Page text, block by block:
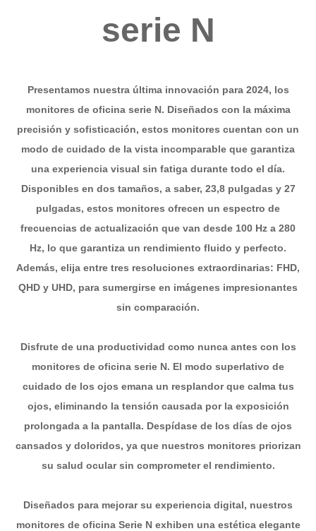
serie N
Presentamos nuestra última innovación para 2024, los
monitores de oficina serie N. Diseñados con la máxima
precisión y sofisticación, estos monitores cuentan con un
modo de cuidado de la vista incomparable que garantiza
una experiencia visual sin fatiga durante todo el día.
Disponibles en dos tamaños, a saber, 23,8 pulgadas y 27
pulgadas, estos monitores ofrecen un espectro de
frecuencias de actualización que van desde 100 Hz a 280
Hz, lo que garantiza un rendimiento fluido y perfecto.
Además, elija entre tres resoluciones extraordinarias: FHD,
QHD y UHD, para sumergirse en imágenes impresionantes
sin comparación.
Disfrute de una productividad como nunca antes con los
monitores de oficina serie N. El modo superlativo de
cuidado de los ojos emana un resplandor que calma tus
ojos, eliminando la tensión causada por la exposición
prolongada a la pantalla. Despídase de los días de ojos
cansados y doloridos, ya que nuestros monitores priorizan
su salud ocular sin comprometer el rendimiento.
Diseñados para mejorar su experiencia digital, nuestros
monitores de oficina Serie N exhiben una estética elegante